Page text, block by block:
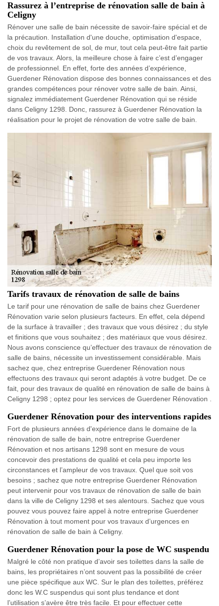
Rassurez à l’entreprise de rénovation salle de bain à
Celigny
Rénover une salle de bain nécessite de savoir-faire spécial et de
la précaution. Installation d'une douche, optimisation d'espace,
choix du revêtement de sol, de mur, tout cela peut-être fait partie
de vos travaux. Alors, la meilleure chose à faire c’est d’engager
de professionnel. En effet, forte des années d’expérience,
Guerdener Rénovation dispose des bonnes connaissances et des
grandes compétences pour rénover votre salle de bain. Ainsi,
signalez immédiatement Guerdener Rénovation qui se réside
dans Celigny 1298. Donc, rassurez à Guerdener Rénovation la
réalisation pour le projet de rénovation de votre salle de bain.
Tarifs travaux de rénovation de salle de bains
Le tarif pour une rénovation de salle de bains chez Guerdener
Rénovation varie selon plusieurs facteurs. En effet, cela dépend
de la surface à travailler ; des travaux que vous désirez ; du style
et finitions que vous souhaitez ; des matériaux que vous désirez.
Nous avons conscience qu’effectuer des travaux de rénovation de
salle de bains, nécessite un investissement considérable. Mais
sachez que, chez entreprise Guerdener Rénovation nous
effectuons des travaux qui seront adaptés à votre budget. De ce
fait, pour des travaux de qualité en rénovation de salle de bains à
Celigny 1298 ; optez pour les services de Guerdener Rénovation .
Guerdener Rénovation pour des interventions rapides
Fort de plusieurs années d'expérience dans le domaine de la
rénovation de salle de bain, notre entreprise Guerdener
Rénovation et nos artisans 1298 sont en mesure de vous
concevoir des prestations de qualité et cela peu importe les
circonstances et l’ampleur de vos travaux. Quel que soit vos
besoins ; sachez que notre entreprise Guerdener Rénovation
peut intervenir pour vos travaux de rénovation de salle de bain
dans la ville de Celigny 1298 et ses alentours. Sachez que vous
pouvez vous pouvez faire appel à notre entreprise Guerdener
Rénovation à tout moment pour vos travaux d’urgences en
rénovation de salle de bain à Celigny.
Guerdener Rénovation pour la pose de WC suspendu
Malgré le côté non pratique d’avoir ses toilettes dans la salle de
bains, les propriétaires n’ont souvent pas la possibilité de créer
une pièce spécifique aux WC. Sur le plan des toilettes, préférez
donc les W.C suspendus qui sont plus tendance et dont
l’utilisation s’avère être très facile. Et pour effectuer cette